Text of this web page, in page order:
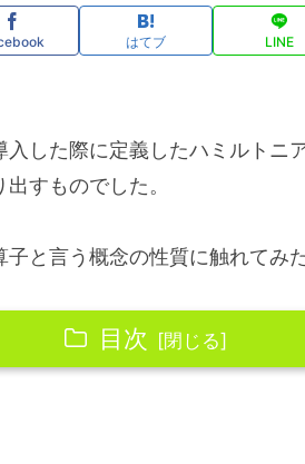
はてブ LINE
した際に定義したハミルトニ
すものでした。
と言う概念の性質に触れてみ
目次